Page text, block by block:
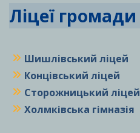
Ліцеї громади
Шишлівський ліцей
Концівський ліцей
Сторожницький ліцей
Холмківська гімназія